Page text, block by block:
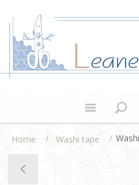
Home / Washi tape /